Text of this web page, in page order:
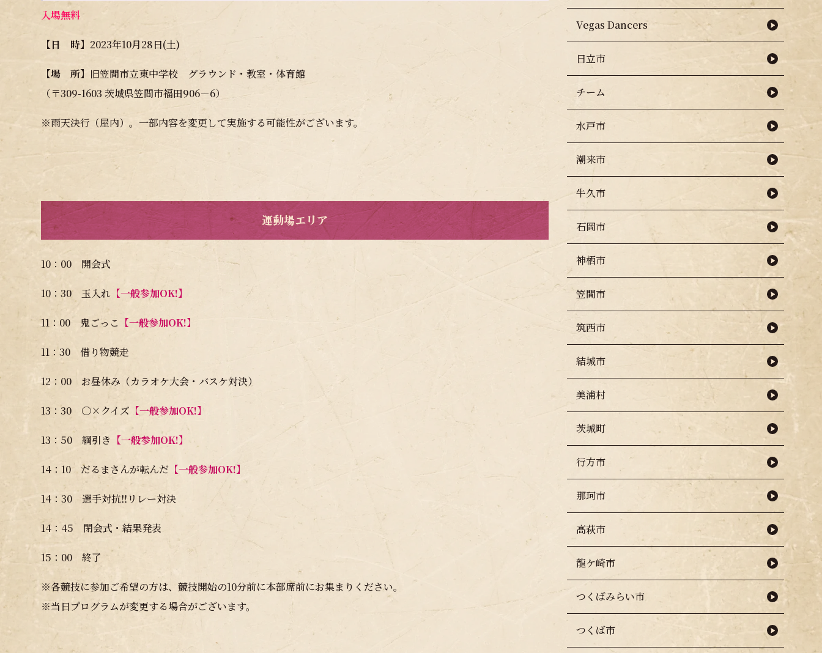
入場無料
【日 時】 2023年10月28日(土)
【場 所】 旧笠間市立東中学校 グラウンド・教室・体育館
（〒309-1603 茨城県笠間市福田906－6）
※雨天決行（屋内）。一部内容を変更して実施する可能性がございます。
運動場エリア
10：00 開会式
10：30 玉入れ 【一般参加OK!】
11：00 鬼ごっこ 【一般参加OK!】
11：30 借り物競走
12：00 お昼休み（カラオケ大会・バスケ対決）
13：30 〇×クイズ 【一般参加OK!】
13：50 綱引き 【一般参加OK!】
14：10 だるまさんが転んだ 【一般参加OK!】
14：30 選手対抗‼リレー対決
14：45 閉会式・結果発表
15：00 終了
※各競技に参加ご希望の方は、競技開始の10分前に本部席前にお集まりください。
※当日プログラムが変更する場合がございます。
Vegas Dancers
日立市
チーム
水戸市
潮来市
牛久市
石岡市
神栖市
笠間市
筑西市
結城市
美浦村
茨城町
行方市
那珂市
高萩市
龍ケ崎市
つくばみらい市
つくば市